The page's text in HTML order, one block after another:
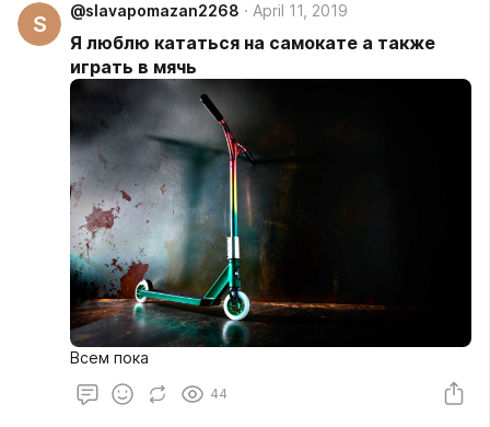
S
@slavapomazan2268 April 11, 2019
Я люблю кататься на самокате а также
играть в мячь
Всем пока
44